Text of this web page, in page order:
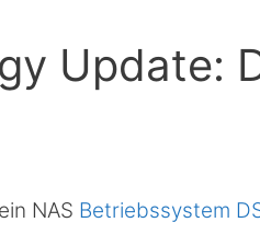
Update:
NAS Betriebssystem